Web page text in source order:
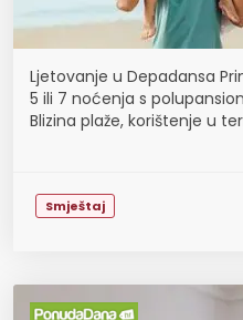
Ljetovanje u Depadansa
5 ili 7 noćenja s
Blizina plaže, korištenje u
Smještaj